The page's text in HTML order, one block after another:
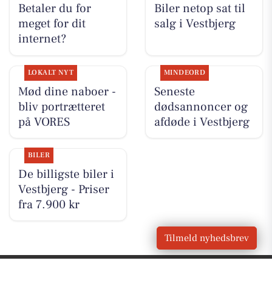
Betaler du for
meget for dit
internet?
Biler netop sat til
salg i Vestbjerg
LOKALT NYT
Mød dine naboer -
bliv portrætteret
på VORES
MINDEORD
Seneste
dødsannoncer og
afdøde i Vestbjerg
BILER
De billigste biler i
Vestbjerg - Priser
fra 7.900 kr
Tilmeld nyhedsbrev